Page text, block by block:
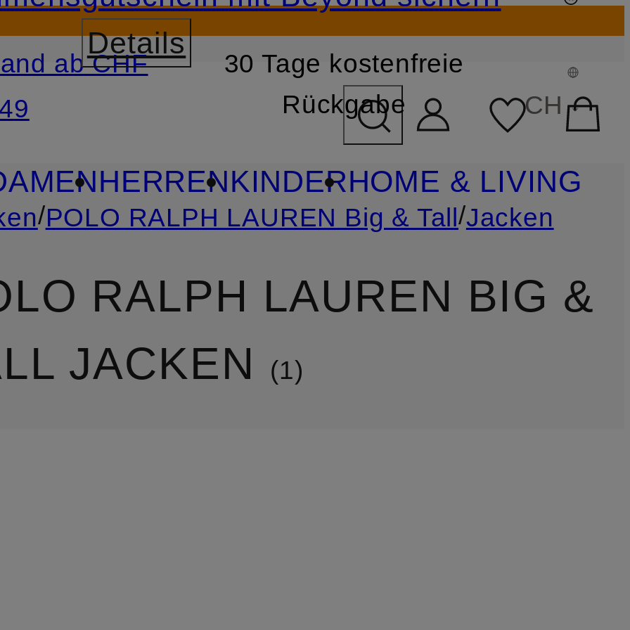
ZUM SUCHFELD ÜBERSPRINGEN
Details
ab CHF
30 Tage kostenfreie
Rückgabe
CH
HERRENKINDERHOME & LIVING
/POLO RALPH LAUREN Big & Tall/Jacken
RALPH LAUREN BIG &
JACKEN
1